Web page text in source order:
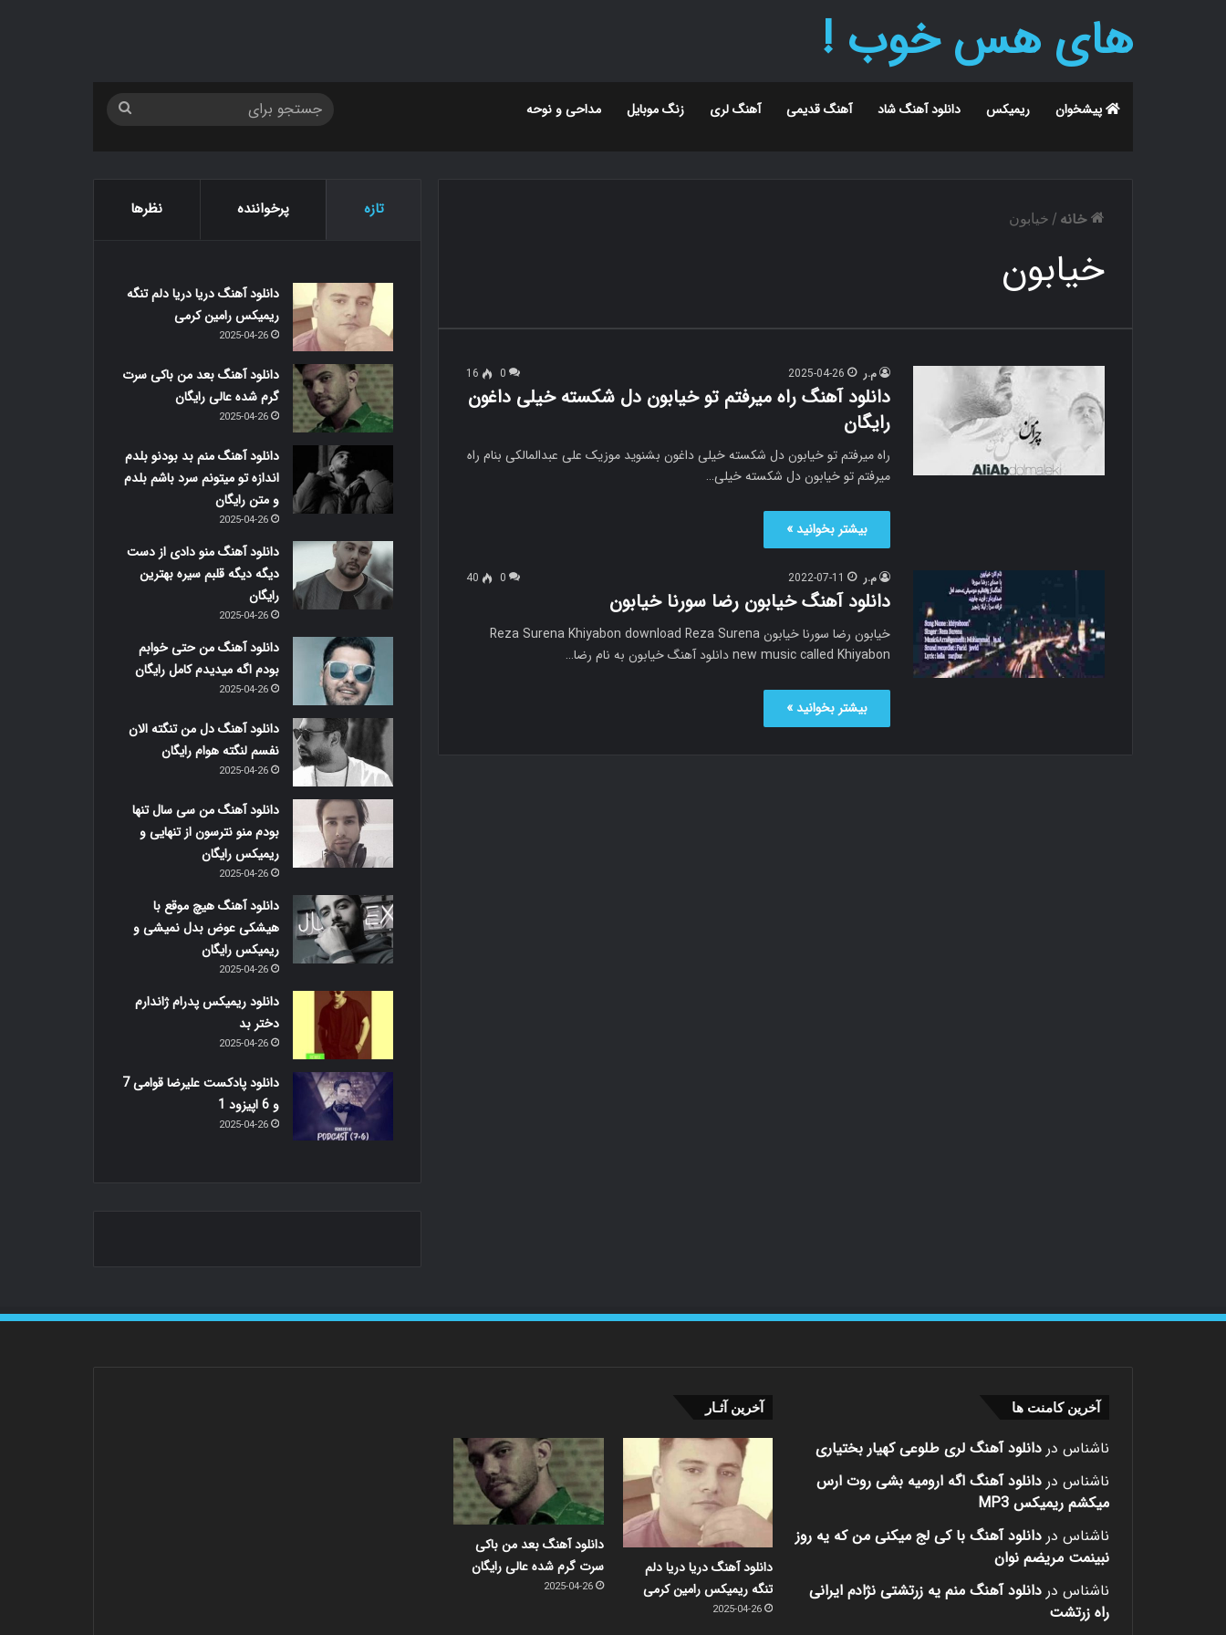
های هس خوب !
پیشخوان ریمیکس دانلود آهنگ شاد آهنگ قدیمی آهنگ لری زنگ موبایل مداحی و نوحه
خانه / خیابون
خیابون
م.ر 2025-04-26
0
16
دانلود آهنگ راه میرفتم تو خیابون دل شکسته خیلی داغون
رایگان
راه میرفتم تو خیابون دل شکسته خیلی داغون بشنوید موزیک علی عبدالمالکی بنام راه
میرفتم تو خیابون دل شکسته خیلی…
بیشتر بخوانید »
م.ر 2022-07-11
0
40
دانلود آهنگ خیابون رضا سورنا خیابون
خیابون رضا سورنا خیابون Reza Surena Khiyabon download Reza Surena
new music called Khiyabon دانلود آهنگ خیابون به نام رضا…
بیشتر بخوانید »
تازه پرخواننده نظرها
دانلود آهنگ دریا دریا دلم تنگه
ریمیکس رامین کرمی
2025-04-26
دانلود آهنگ بعد من باکی سرت
گرم شده عالی رایگان
2025-04-26
دانلود آهنگ منم بد بودنو بلدم
اندازه تو میتونم سرد باشم بلدم
و متن رایگان
2025-04-26
دانلود آهنگ منو دادی از دست
دیگه دیگه قلبم سیره بهترین
رایگان
2025-04-26
دانلود آهنگ من حتی خوابم
بودم اگه میدیدم کامل رایگان
2025-04-26
دانلود آهنگ دل من تنگته الان
نفسم لنگته هوام رایگان
2025-04-26
دانلود آهنگ من سی سال تنها
بودم منو نترسون از تنهایی و
ریمیکس رایگان
2025-04-26
دانلود آهنگ هیچ موقع با
هیشکی عوض بدل نمیشی و
ریمیکس رایگان
2025-04-26
دانلود ریمیکس پدرام ژاندارم
دختر بد
2025-04-26
دانلود پادکست علیرضا قوامی 7
و 6 اپیزود 1
2025-04-26
آخرین کامنت ها
ناشناس در دانلود آهنگ لری طلوعی کهیار بختیاری
ناشناس در دانلود آهنگ اگه ارومیه بشی روت ارس
میکشم ریمیکس MP3
ناشناس در دانلود آهنگ با کی لج میکنی من که یه روز
نبینمت مریضم نوان
ناشناس در دانلود آهنگ منم یه زرتشتی نژادم ایرانی
راه زرتشت
آخرین آثـار
دانلود آهنگ دریا دریا دلم
تنگه ریمیکس رامین کرمی
2025-04-26
دانلود آهنگ بعد من باکی
سرت گرم شده عالی رایگان
2025-04-26